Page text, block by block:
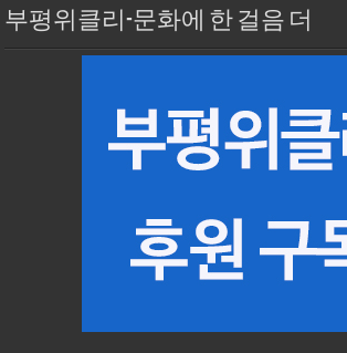
부평위클리-문화에 한 걸음 더